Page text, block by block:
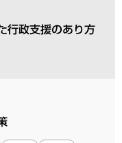
行政支援のあり方